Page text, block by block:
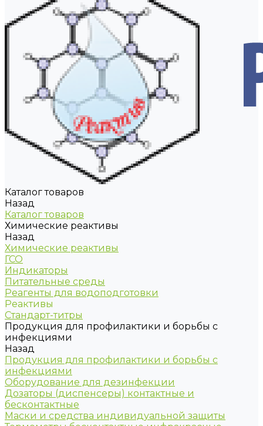
Каталог товаров
Назад
Каталог товаров
Химические реактивы
Назад
Химические реактивы
ГСО
Индикаторы
Питательные среды
Реагенты для водоподготовки
Реактивы
Стандарт-титры
Продукция для профилактики и борьбы с
инфекциями
Назад
Продукция для профилактики и борьбы с
инфекциями
Оборудование для дезинфекции
Дозаторы (диспенсеры) контактные и
бесконтактные
Маски и средства индивидуальной защиты